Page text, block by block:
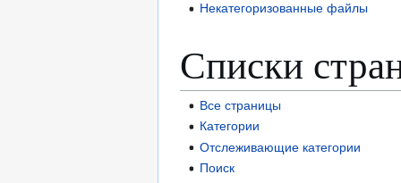
Некатегоризованные файлы
Списки
Все страницы
Категории
Отслеживающие категории
Поиск